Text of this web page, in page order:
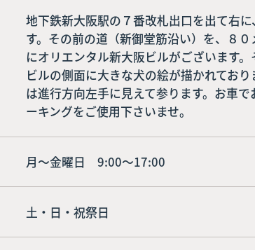
地下鉄新大阪駅の７番改札出口を出て右
す。その前の道（新御堂筋沿い）を、８
にオリエンタル新大阪ビルがございます。
ビルの側面に大きな犬の絵が描かれてお
は進行方向左手に見えて参ります。お車
ーキングをご使用下さいませ。
月～金曜日 9:00～17:00
土・日・祝祭日